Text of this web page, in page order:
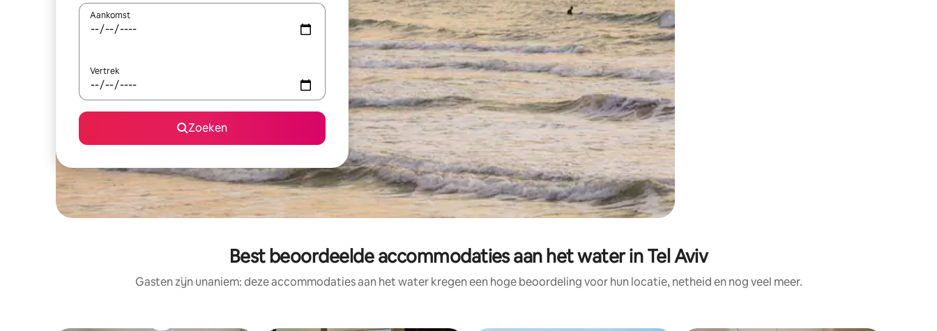
Aankomst
Vertrek
Zoeken
Best beoordeelde accommodaties aan het water in Tel Aviv
Gasten zijn unaniem: deze accommodaties aan het water kregen een hoge beoordeling voor hun locatie, netheid en nog veel meer.